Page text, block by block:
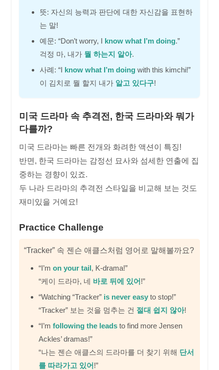
뜻: 자신의 능력과 판단에 대한 자신감을 표현하
는 말!
예문: “Don’t worry, I know what I’m doing.”
걱정 마, 내가 뭘 하는지 알아.
사례: “I know what I’m doing with this kimchi!”
이 김치로 뭘 할지 내가 알고 있다구!
미국 드라마 속 추격전, 한국 드라마와 뭐가
다를까?
미국 드라마는 빠른 전개와 화려한 액션이 특징!
반면, 한국 드라마는 감정선 묘사와 섬세한 연출에 집
중하는 경향이 있죠.
두 나라 드라마의 추격전 스타일을 비교해 보는 것도
재미있을 거예요!
Practice Challenge
“Tracker” 속 젠슨 애클스처럼 영어로 말해볼까요?
“I’m on your tail, K-drama!”
“케이 드라마, 네 바로 뒤에 있어!”
“Watching “Tracker” is never easy to stop!”
“Tracker” 보는 것을 멈추는 건 절대 쉽지 않아!
“I’m following the leads to find more Jensen
Ackles’ dramas!”
“나는 젠슨 애클스의 드라마를 더 찾기 위해 단서
를 따라가고 있어!”